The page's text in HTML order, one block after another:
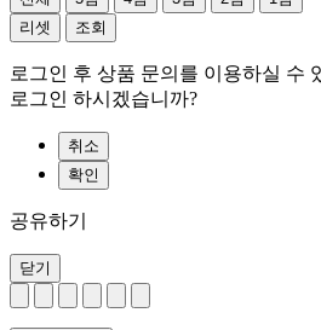
리셋
조회
로그인 후 상품 문의를 이용하실 수
로그인 하시겠습니까?
취소
확인
공유하기
닫기